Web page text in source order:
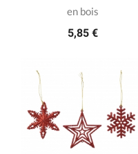
en bois
5,85 €